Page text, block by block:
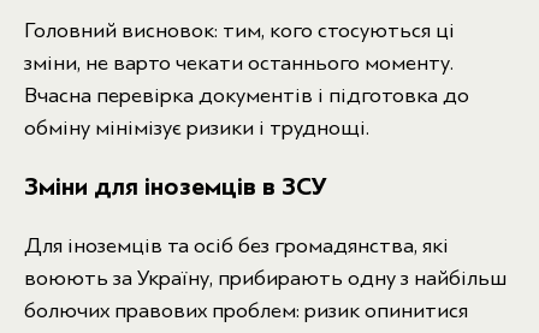
Головний висновок: тим, кого стосуються ці
зміни, не варто чекати останнього моменту.
Вчасна перевірка документів і підготовка до
обміну мінімізує ризики і труднощі.
Зміни для іноземців в ЗСУ
Для іноземців та осіб без громадянства, які
воюють за Україну, прибирають одну з найбільш
болючих правових проблем: ризик опинитися